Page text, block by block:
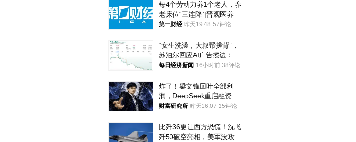
每4个劳动力养1个老人，养
老床位“三连降”|晋观医养
第一财经 昨天19:48 57评论
“女生洗澡，大叔帮搓背”，
苏泊尔回应AI广告擦边：视
频全下架，已强化内容管理
每日经济新闻 16小时前 38评论
炸了！梁文锋回吐全部利
润，DeepSeek重启融资
财富研究所 昨天16:07 25评论
比歼36更让西方恐慌！沈飞
歼50破空亮相，美军没攻克